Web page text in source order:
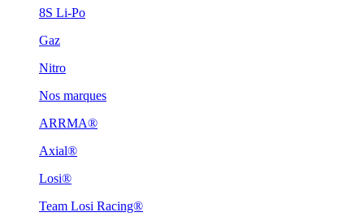
8S Li-Po
Gaz
Nitro
Nos marques
ARRMA®
Axial®
Losi®
Team Losi Racing®